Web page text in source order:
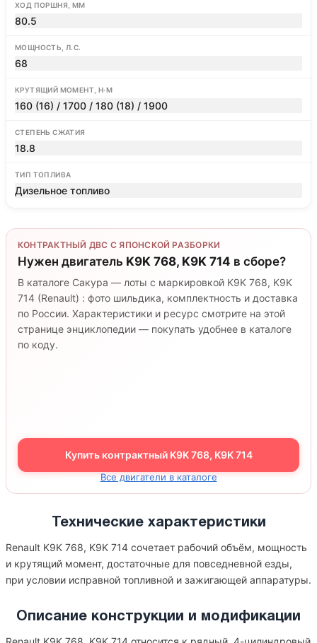
ХОД ПОРШНЯ, ММ
80.5
МОЩНОСТЬ, Л.С.
68
КРУТЯЩИЙ МОМЕНТ, Н·М
160 (16) / 1700 / 180 (18) / 1900
СТЕПЕНЬ СЖАТИЯ
18.8
ТИП ТОПЛИВА
Дизельное топливо
КОНТРАКТНЫЙ ДВС С ЯПОНСКОЙ РАЗБОРКИ
Нужен двигатель K9K 768, K9K 714 в сборе?
В каталоге Сакура — лоты с маркировкой K9K 768, K9K
714 (Renault) : фото шильдика, комплектность и доставка
по России. Характеристики и ресурс смотрите на этой
странице энциклопедии — покупать удобнее в каталоге
по коду.
Купить контрактный K9K 768, K9K 714
Все двигатели в каталоге
Технические характеристики
Renault K9K 768, K9K 714 сочетает рабочий объём, мощность
и крутящий момент, достаточные для повседневной езды,
при условии исправной топливной и зажигающей аппаратуры.
Описание конструкции и модификации